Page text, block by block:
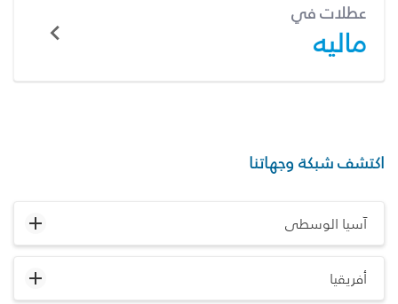
عطلات في
ماليه
اكتشف شبكة وجهاتنا
آسيا الوسطى
أفريقيا